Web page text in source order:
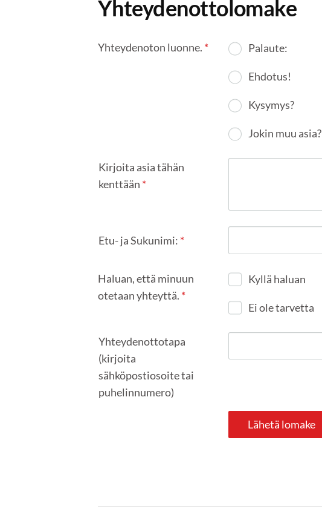
Yhteydenottolomake
Yhteydenoton luonne. * Palaute:
Ehdotus!
Kysymys?
Jokin muu asia?
Kirjoita asia tähän
kenttään *
Etu- ja Sukunimi: *
Haluan, että minuun
otetaan yhteyttä. *
Kyllä haluan
Ei ole tarvetta
Yhteydenottotapa
(kirjoita
sähköpostiosoite tai
puhelinnumero)
Lähetä lomake